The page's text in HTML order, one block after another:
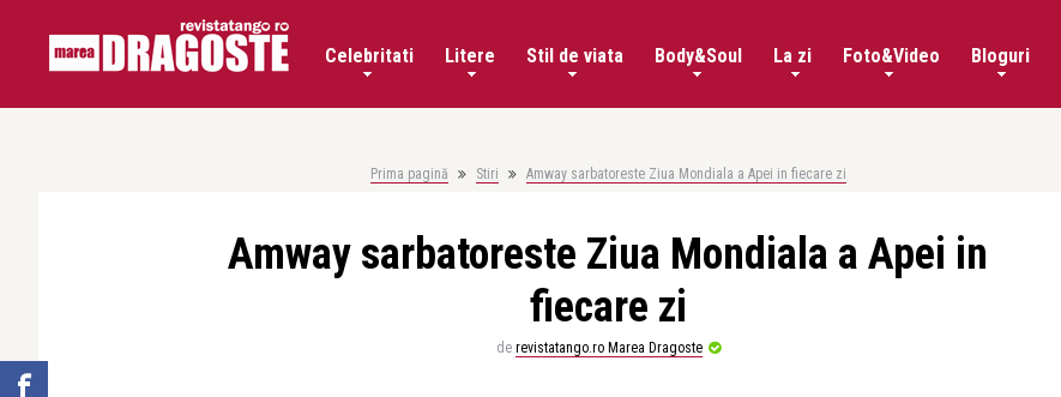
Celebritati Litere Stil de viata Body&Soul La zi Foto&Video Bloguri
Prima pagină Stiri Amway sarbatoreste Ziua Mondiala a Apei in fiecare zi
Amway sarbatoreste Ziua Mondiala a Apei in
fiecare zi
de revistatango.ro Marea Dragoste